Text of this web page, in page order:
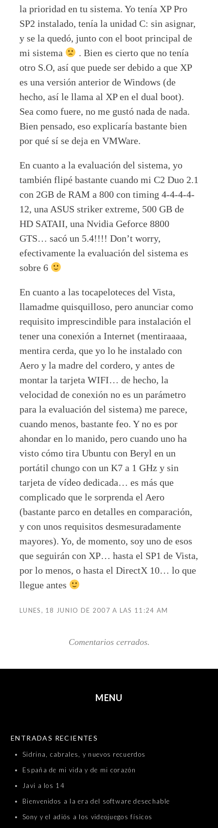
la prioridad en tu sistema. Yo tenía XP Pro
SP2 instalado, tenía la unidad C: sin asignar,
y se la quedó, junto con el boot principal de
mi sistema
. Bien es cierto que no tenía
otro S.O, así que puede ser debido a que XP
es una versión anterior de Windows (de
hecho, así le llama al XP en el dual boot).
Sea como fuere, no me gustó nada de nada.
Bien pensado, eso explicaría bastante bien
por qué sí se deja en VMWare.
En cuanto a la evaluación del sistema, yo
también flipé bastante cuando mi C2 Duo 2.1
con 2GB de RAM a 800 con timing 4-4-4-4-
12, una ASUS striker extreme, 500 GB de
HD SATAII, una Nvidia Geforce 8800
GTS… sacó un 5.4!!!! Don’t worry,
efectivamente la evaluación del sistema es
sobre 6
En cuanto a las tocapeloteces del Vista,
llamadme quisquilloso, pero anunciar como
requisito imprescindible para instalación el
tener una conexión a Internet (mentiraaaa,
mentira cerda, que yo lo he instalado con
Aero y la madre del cordero, y antes de
montar la tarjeta WIFI… de hecho, la
velocidad de conexión no es un parámetro
para la evaluación del sistema) me parece,
cuando menos, bastante feo. Y no es por
ahondar en lo manido, pero cuando uno ha
visto cómo tira Ubuntu con Beryl en un
portátil chungo con un K7 a 1 GHz y sin
tarjeta de vídeo dedicada… es más que
complicado que le sorprenda el Aero
(bastante parco en detalles en comparación,
y con unos requisitos desmesuradamente
mayores). Yo, de momento, soy uno de esos
que seguirán con XP… hasta el SP1 de Vista,
por lo menos, o hasta el DirectX 10… lo que
llegue antes
LUNES, 18 JUNIO DE 2007 A LAS 11:24 AM
Comentarios cerrados.
MENU
ENTRADAS RECIENTES
Sidrina, cabrales, y nuevos recuerdos
España de mi vida y de mi corazón
Javi a los 14
Bienvenidos a la era del software desechable
Sony y el adiós a los videojuegos físicos